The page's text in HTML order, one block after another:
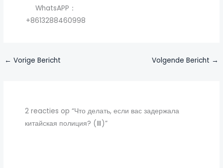
WhatsAPP：
+8613288460998
← Vorige Bericht Volgende Bericht →
2 reacties op “Что делать, если вас задержала
китайская полиция? (Ⅲ)”